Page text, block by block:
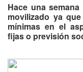
Hace una
movilizado ya
mínimas en el
fijas o previsión